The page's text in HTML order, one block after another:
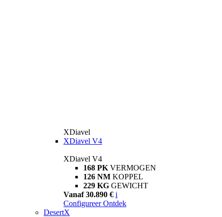
XDiavel
XDiavel V4
XDiavel V4
168 PK VERMOGEN
126 NM KOPPEL
229 KG GEWICHT
Vanaf 30.890 € i
Configureer Ontdek
DesertX